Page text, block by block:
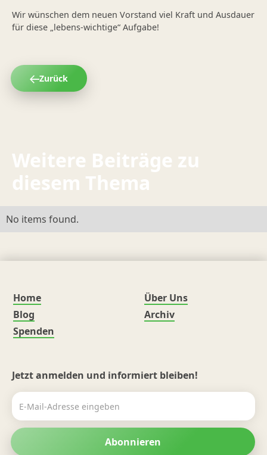
Wir wünschen dem neuen Vorstand viel Kraft und Ausdauer
für diese „lebens-wichtige“ Aufgabe!
Zurück
Weitere Beiträge zu
diesem Thema
No items found.
Home
Über Uns
Blog
Archiv
Spenden
Jetzt anmelden und informiert bleiben!